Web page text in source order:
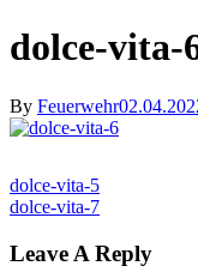
dolce-vita-
By Feuerwehr
dolce-vita-5
dolce-vita-7
Leave A Reply